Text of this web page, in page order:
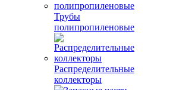
Трубы
полипропиленовые
Распределительные
коллекторы